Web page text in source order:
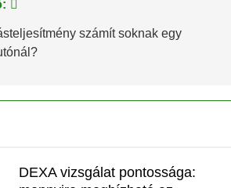
számít soknak egy
DEXA vizsgálat pontossága: